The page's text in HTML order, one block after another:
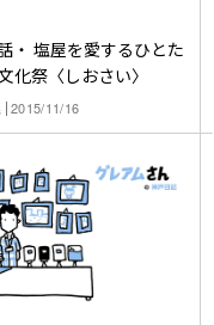
・ 塩屋を愛するひとた
化祭〈しおさい〉
2015/11/16